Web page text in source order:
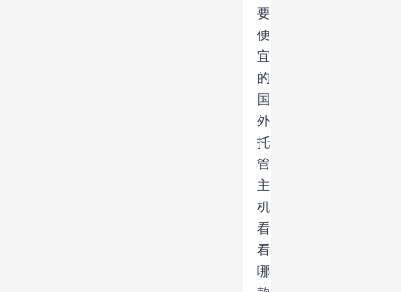
要
便
宜
的
国
外
托
管
主
机
看
看
哪